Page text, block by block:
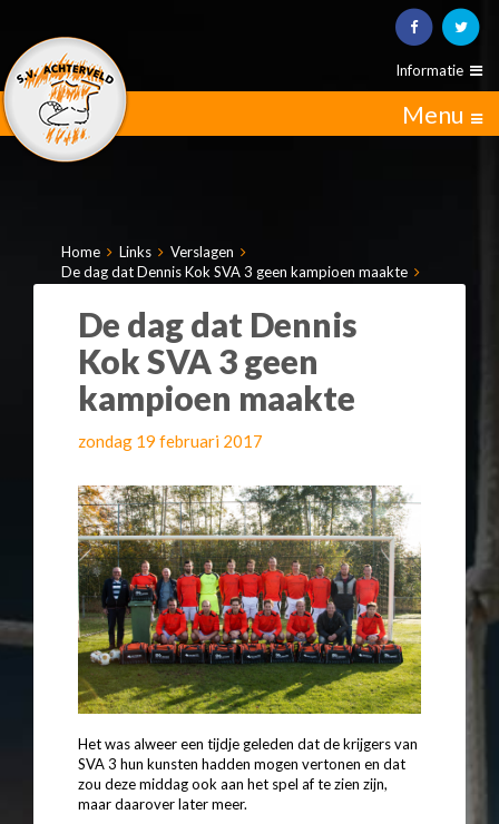
Informatie
Menu
Home Links
Verslagen
De dag dat Dennis Kok SVA 3 geen kampioen maakte
De dag dat Dennis
Kok SVA 3 geen
kampioen maakte
zondag 19 februari 2017
Het was alweer een tijdje geleden dat de krijgers van
SVA 3 hun kunsten hadden mogen vertonen en dat
zou deze middag ook aan het spel af te zien zijn,
maar daarover later meer.